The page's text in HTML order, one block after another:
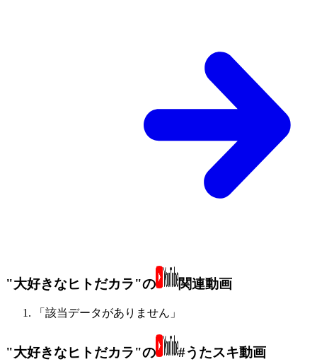
"大好きなヒトだカラ"の 関連動画
「該当データがありません」
"大好きなヒトだカラ"の #うたスキ動画